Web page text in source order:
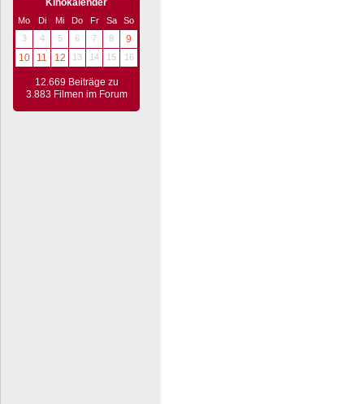
Kinokalender
Mo Di Mi Do Fr Sa
So
3
4 5 6 7 8
9
10
11 12 13 14 15 16
12.669 Beiträge zu
3.883 Filmen im Forum